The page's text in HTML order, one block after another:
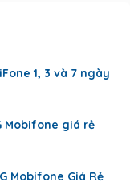
1, 3 và 7 ngày
Mobifone giá rẻ
Mobifone Giá Rẻ